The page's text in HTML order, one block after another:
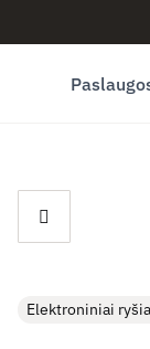
Youtube
Elektroniniai